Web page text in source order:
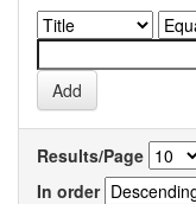
Results/Page
In order